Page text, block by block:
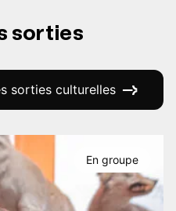
sorties
sorties culturelles
En groupe